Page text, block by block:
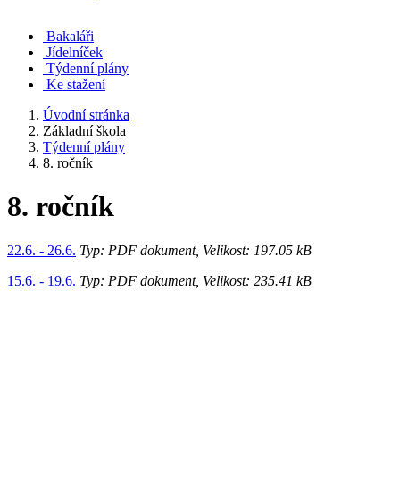
Bakaláři
Jídelníček
Týdenní plány
Ke stažení
Úvodní stránka
Základní škola
Týdenní plány
8. ročník
8. ročník
22.6. - 26.6. Typ: PDF dokument, Velikost: 197.05 kB
15.6. - 19.6. Typ: PDF dokument, Velikost: 235.41 kB